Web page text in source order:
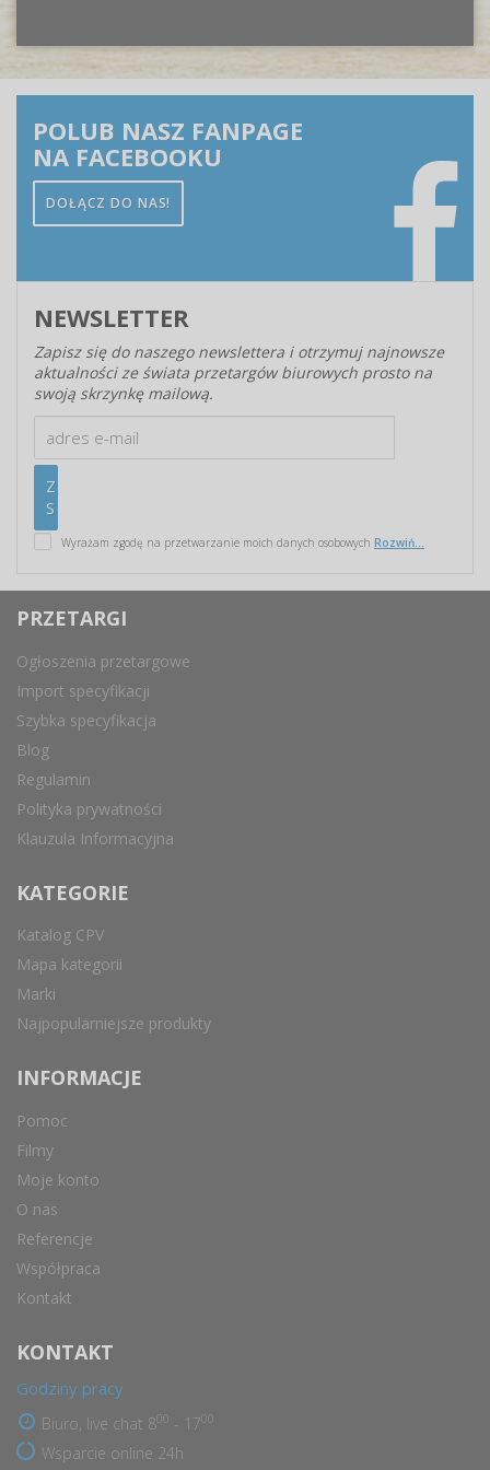
POLUB NASZ FANPAGE
NA FACEBOOKU
DOŁĄCZ DO NAS!
NEWSLETTER
Zapisz się do naszego newslettera i otrzymuj najnowsze
aktualności ze świata przetargów biurowych prosto na
swoją skrzynkę mailową.
Wyrażam zgodę na przetwarzanie moich danych osobowych Rozwiń...
PRZETARGI
Ogłoszenia przetargowe
Import specyfikacji
Szybka specyfikacja
Blog
Regulamin
Polityka prywatności
Klauzula Informacyjna
KATEGORIE
Katalog CPV
Mapa kategorii
Marki
Najpopularniejsze produkty
INFORMACJE
Pomoc
Filmy
Moje konto
O nas
Referencje
Współpraca
Kontakt
KONTAKT
Godziny pracy
Biuro, live chat 8 - 17
Wsparcie online 24h